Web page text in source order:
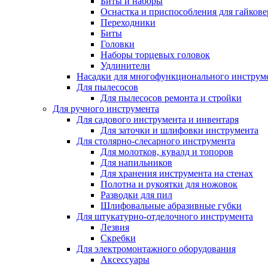
Оснастка и приспособления для
Переходники
Биты
Головки
Наборы торцевых головок
Удлинители
Насадки для многофункционального
Для пылесосов
Для пылесосов ремонта и стройки
Для ручного инструмента
Для садового инструмента и инвентаря
Для заточки и шлифовки инструмента
Для столярно-слесарного инструмента
Для молотков, кувалд и топоров
Для напильников
Для хранения инструмента на стенах
Полотна и рукоятки для ножовок
Разводки для пил
Шлифовальные абразивные губки
Для штукатурно-отделочного инструмента
Лезвия
Скребки
Для электромонтажного оборудования
Аксессуары